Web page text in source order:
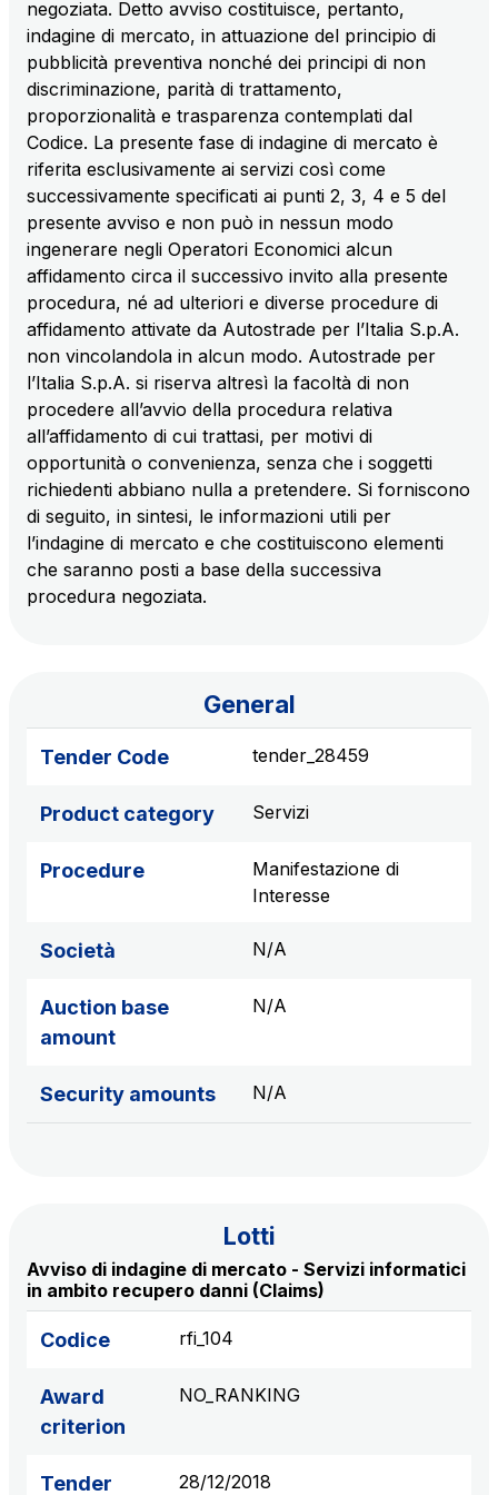
sources
AdMoving
Advertising spaces and services, event management
in service areas
YouVerse
Administrative, general and property management
services
Giovia
Cleaning activities on outdoor sites, green areas and
toilets
Società Italiana per il Traforo del Monte Bianco
S.p.A.
Network Km: 6
Concession expiring in 2050
Concession expiring in 2032
Società Autostrada Tirrenica p.A.
Concession expiring in 2028
Tangenziale di Napoli S.p.A.
negoziata. Detto avviso costituisce, pertanto,
indagine di mercato, in attuazione del principio di
pubblicità preventiva nonché dei principi di non
discriminazione, parità di trattamento,
proporzionalità e trasparenza contemplati dal
Codice. La presente fase di indagine di mercato è
riferita esclusivamente ai servizi così come
successivamente specificati ai punti 2, 3, 4 e 5 del
presente avviso e non può in nessun modo
ingenerare negli Operatori Economici alcun
affidamento circa il successivo invito alla presente
procedura, né ad ulteriori e diverse procedure di
affidamento attivate da Autostrade per l’Italia S.p.A.
non vincolandola in alcun modo. Autostrade per
l’Italia S.p.A. si riserva altresì la facoltà di non
procedere all’avvio della procedura relativa
all’affidamento di cui trattasi, per motivi di
opportunità o convenienza, senza che i soggetti
richiedenti abbiano nulla a pretendere. Si forniscono
di seguito, in sintesi, le informazioni utili per
l’indagine di mercato e che costituiscono elementi
che saranno posti a base della successiva
procedura negoziata.
General
Tender Code tender_28459
Product category Servizi
Procedure
Manifestazione di
Interesse
Società N/A
Auction base
amount
N/A
Security amounts N/A
Lotti
Avviso di indagine di mercato - Servizi informatici
in ambito recupero danni (Claims)
Codice rfi_104
Award
criterion
NO_RANKING
Tender 28/12/2018